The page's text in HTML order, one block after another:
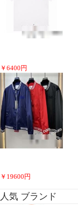
￥ 6400 円
￥ 19600 円
人気 ブランド